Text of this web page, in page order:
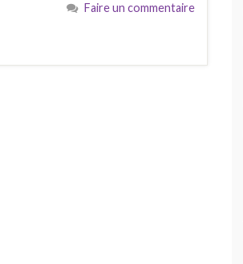
Faire un commentaire